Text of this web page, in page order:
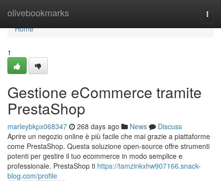
olivebookmarks
Home
Home
1
Gestione eCommerce tramite
PrestaShop
marleybkpx068347 268 days ago News
Discuss
Aprire un negozio online è più facile che mai grazie a piattaforme
come PrestaShop. Questa soluzione open-source offre strumenti
potenti per gestire il tuo ecommerce in modo semplice e
professionale. PrestaShop ti https://tamzinkxhw907166.snack-
blog.com/profile